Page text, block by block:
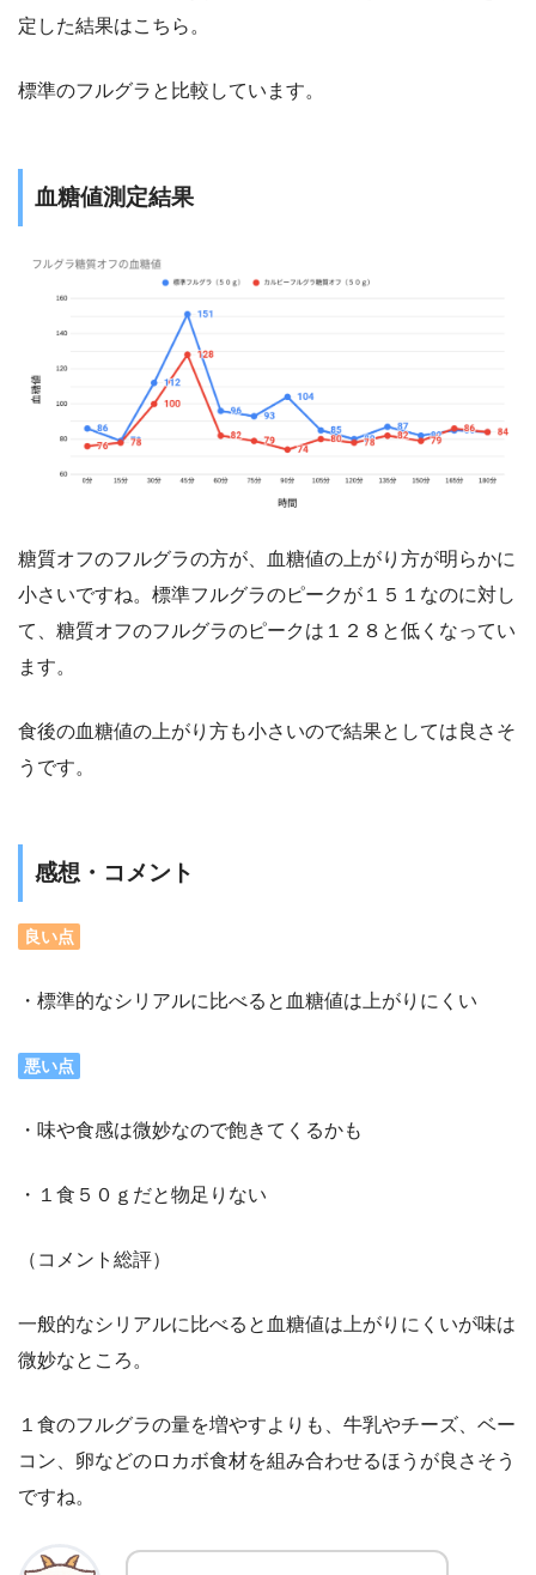
定した結果はこちら。
標準のフルグラと比較しています。
血糖値測定結果
糖質オフのフルグラの方が、血糖値の上がり方が明らかに
小さいですね。標準フルグラのピークが１５１なのに対し
て、糖質オフのフルグラのピークは１２８と低くなってい
ます。
食後の血糖値の上がり方も小さいので結果としては良さそ
うです。
感想・コメント
良い点
・標準的なシリアルに比べると血糖値は上がりにくい
悪い点
・味や食感は微妙なので飽きてくるかも
・１食５０ｇだと物足りない
（コメント総評）
一般的なシリアルに比べると血糖値は上がりにくいが味は
微妙なところ。
１食のフルグラの量を増やすよりも、牛乳やチーズ、ベー
コン、卵などのロカボ食材を組み合わせるほうが良さそう
ですね。